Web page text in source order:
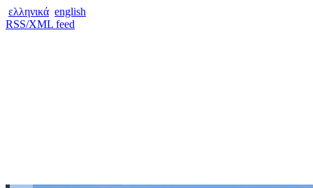
ελληνικά english
RSS/XML feed